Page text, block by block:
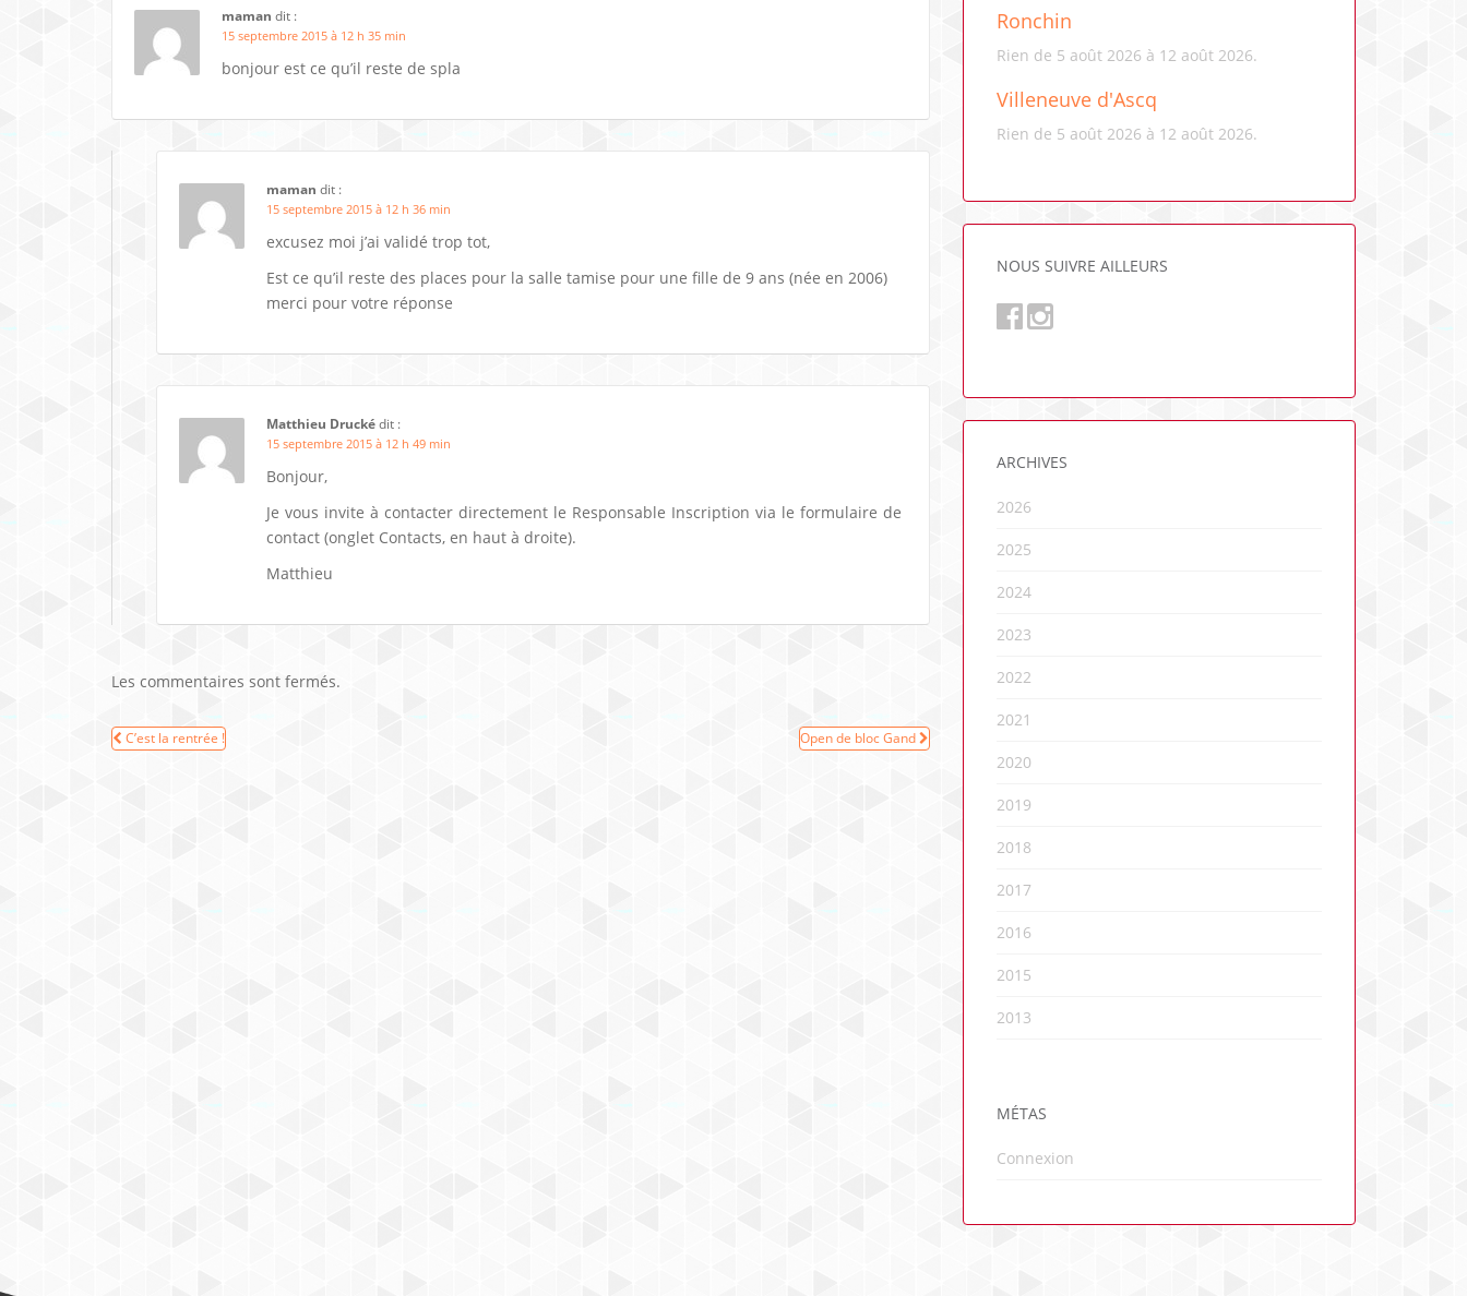
maman dit :
15 septembre 2015 à 12 h 35 min
bonjour est ce qu’il reste de spla
maman dit :
15 septembre 2015 à 12 h 36 min
excusez moi j’ai validé trop tot,
Est ce qu’il reste des places pour la salle tamise pour une fille de 9 ans (née en 2006)
merci pour votre réponse
Matthieu Druckédit :
15 septembre 2015 à 12 h 49 min
Bonjour,
Je vous invite à contacter directement le Responsable Inscription via le formulaire de
contact (onglet Contacts, en haut à droite).
Matthieu
Les commentaires sont fermés.
Navigation
C’est la rentrée ! Open de bloc Gand
Ronchin
Rien de 5 août 2026 à 12 août 2026.
Villeneuve d'Ascq
Rien de 5 août 2026 à 12 août 2026.
NOUS SUIVRE AILLEURS
ARCHIVES
2026
2025
2024
2023
2022
2021
2020
2019
2018
2017
2016
2015
2013
MÉTAS
Connexion